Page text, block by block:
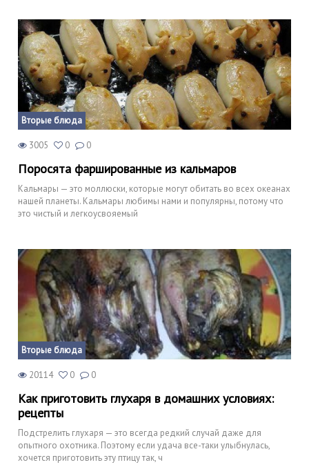
Вторые блюда
3005 0 0
Поросята фаршированные из кальмаров
Кальмары — это моллюски, которые могут обитать во всех океанах
нашей планеты. Кальмары любимы нами и популярны, потому что
это чистый и легкоусвояемый
Вторые блюда
20114 0 0
Как приготовить глухаря в домашних условиях:
рецепты
Подстрелить глухаря — это всегда редкий случай даже для
опытного охотника. Поэтому если удача все-таки улыбнулась,
хочется приготовить эту птицу так, ч